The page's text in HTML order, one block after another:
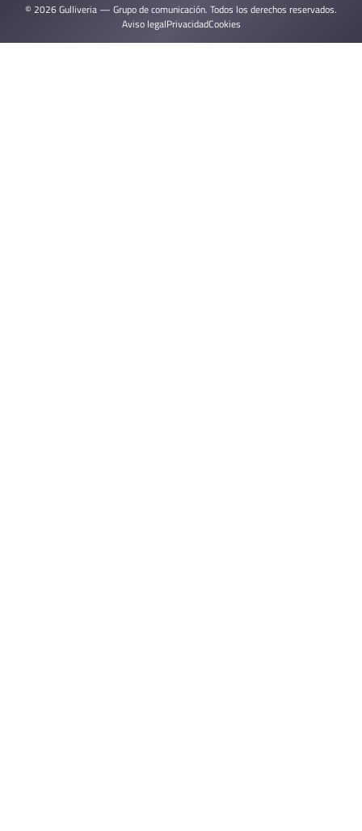
© 2026 Gulliveria — Grupo de comunicación. Todos los derechos reservados.
Aviso legalPrivacidadCookies